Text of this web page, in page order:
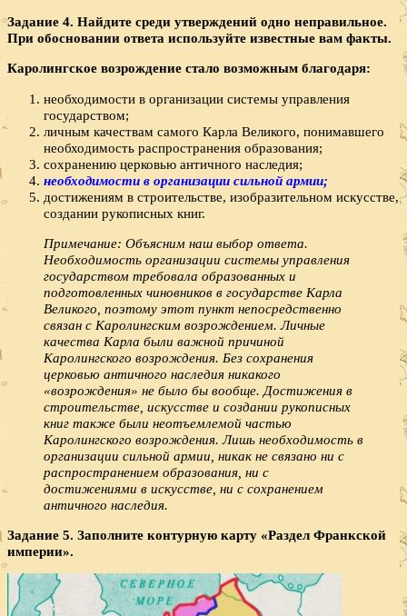
Задание 4. Найдите среди утверждений одно неправильное.
При обосновании ответа используйте известные вам факты.
Каролингское возрождение стало возможным благодаря:
необходимости в организации системы управления
государством;
личным качествам самого Карла Великого, понимавшего
необходимость распространения образования;
сохранению церковью античного наследия;
необходимости в организации сильной армии;
достижениям в строительстве, изобразительном искусстве,
создании рукописных книг.
Примечание: Объясним наш выбор ответа.
Необходимость организации системы управления
государством требовала образованных и
подготовленных чиновников в государстве Карла
Великого, поэтому этот пункт непосредственно
связан с Каролингским возрождением. Личные
качества Карла были важной причиной
Каролингского возрождения. Без сохранения
церковью античного наследия никакого
«возрождения» не было бы вообще. Достижения в
строительстве, искусстве и создании рукописных
книг также были неотъемлемой частью
Каролингского возрождения. Лишь необходимость в
организации сильной армии, никак не связано ни с
распространением образования, ни с
достижениями в искусстве, ни с сохранением
античного наследия.
Задание 5. Заполните контурную карту «Раздел Франкской
империи».